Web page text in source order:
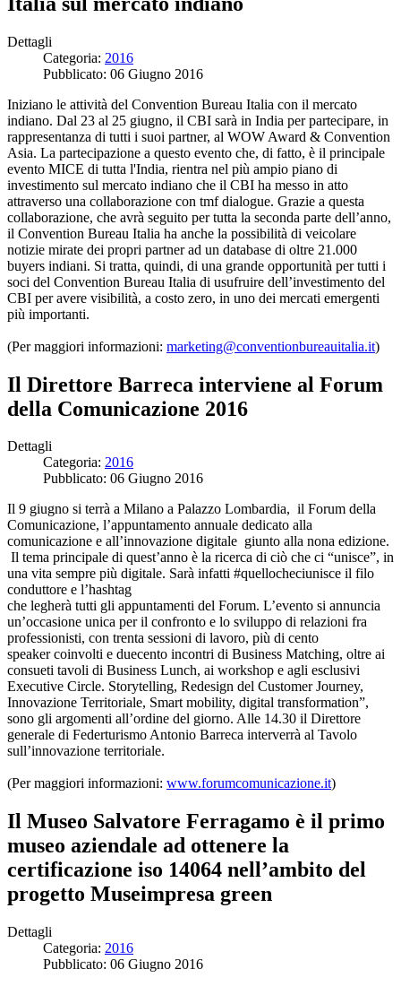
Dettagli
Categoria: 2016
Pubblicato: 06 Giugno 2016
Iniziano le attività del Convention Bureau Italia con il mercato
indiano. Dal 23 al 25 giugno, il CBI sarà in India per partecipare, in
rappresentanza di tutti i suoi partner, al WOW Award & Convention
Asia. La partecipazione a questo evento che, di fatto, è il principale
evento MICE di tutta l'India, rientra nel più ampio piano di
investimento sul mercato indiano che il CBI ha messo in atto
attraverso una collaborazione con tmf dialogue. Grazie a questa
collaborazione, che avrà seguito per tutta la seconda parte dell’anno,
il Convention Bureau Italia ha anche la possibilità di veicolare
notizie mirate dei propri partner ad un database di oltre 21.000
buyers indiani. Si tratta, quindi, di una grande opportunità per tutti i
soci del Convention Bureau Italia di usufruire dell’investimento del
CBI per avere visibilità, a costo zero, in uno dei mercati emergenti
più importanti.
(Per maggiori informazioni: marketing@conventionbureauitalia.it)
Il Direttore Barreca interviene al Forum
della Comunicazione 2016
Dettagli
Categoria: 2016
Pubblicato: 06 Giugno 2016
Il 9 giugno si terrà a Milano a Palazzo Lombardia, il Forum della
Comunicazione, l’appuntamento annuale dedicato alla
comunicazione e all’innovazione digitale giunto alla nona edizione.
Il tema principale di quest’anno è la ricerca di ciò che ci “unisce”, in
una vita sempre più digitale. Sarà infatti #quellocheciunisce il filo
conduttore e l’hashtag
che legherà tutti gli appuntamenti del Forum. L’evento si annuncia
un’occasione unica per il confronto e lo sviluppo di relazioni fra
professionisti, con trenta sessioni di lavoro, più di cento
speaker coinvolti e duecento incontri di Business Matching, oltre ai
consueti tavoli di Business Lunch, ai workshop e agli esclusivi
Executive Circle. Storytelling, Redesign del Customer Journey,
Innovazione Territoriale, Smart mobility, digital transformation”,
sono gli argomenti all’ordine del giorno. Alle 14.30 il Direttore
generale di Federturismo Antonio Barreca interverrà al Tavolo
sull’innovazione territoriale.
(Per maggiori informazioni: www.forumcomunicazione.it)
Il Museo Salvatore Ferragamo è il primo
museo aziendale ad ottenere la
certificazione iso 14064 nell’ambito del
progetto Museimpresa green
Dettagli
Categoria: 2016
Pubblicato: 06 Giugno 2016